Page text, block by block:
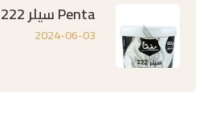
Penta سيلر 222
2024-06-03